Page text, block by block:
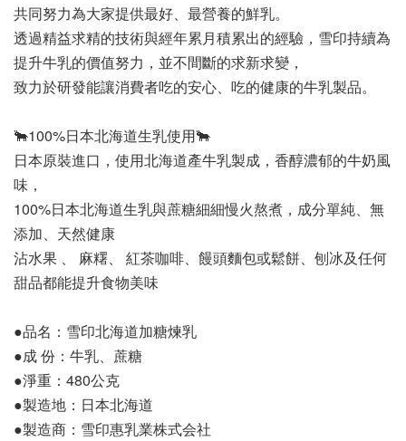
共同努力為大家提供最好、最營養的鮮乳。
透過精益求精的技術與經年累月積累出的經驗，雪印持續為
提升牛乳的價值努力，並不間斷的求新求變，
致力於研發能讓消費者吃的安心、吃的健康的牛乳製品。
🐂100%日本北海道生乳使用🐂
日本原裝進口，使用北海道產牛乳製成，香醇濃郁的牛奶風
味，
100%日本北海道生乳與蔗糖細細慢火熬煮，成分單純、無
添加、天然健康
沾水果 、 麻糬、 紅茶咖啡、饅頭麵包或鬆餅、刨冰及任何
甜品都能提升食物美味
●品名：雪印北海道加糖煉乳
●成 份：牛乳、蔗糖
●淨重：480公克
●製造地：日本北海道
●製造商：雪印惠乳業株式会社